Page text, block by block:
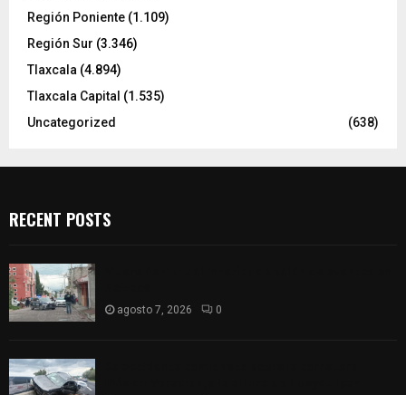
Región Poniente (1.109)
Región Sur (3.346)
Tlaxcala (4.894)
Tlaxcala Capital (1.535)
Uncategorized
(638)
RECENT POSTS
agosto 7, 2026 0